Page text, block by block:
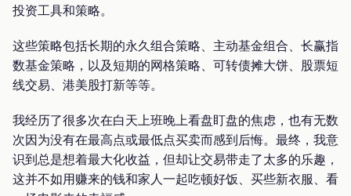
投资工具和策略。
这些策略包括长期的永久组合策略、主动基金组合、长赢指
数基金策略，以及短期的网格策略、可转债摊大饼、股票短
线交易、港美股打新等等。
我经历了很多次在白天上班晚上看盘盯盘的焦虑，也有无数
次因为没有在最高点或最低点买卖而感到后悔。最终，我意
识到总是想着最大化收益，但却让交易带走了太多的乐趣，
这并不如用赚来的钱和家人一起吃顿好饭、买些新衣服、看